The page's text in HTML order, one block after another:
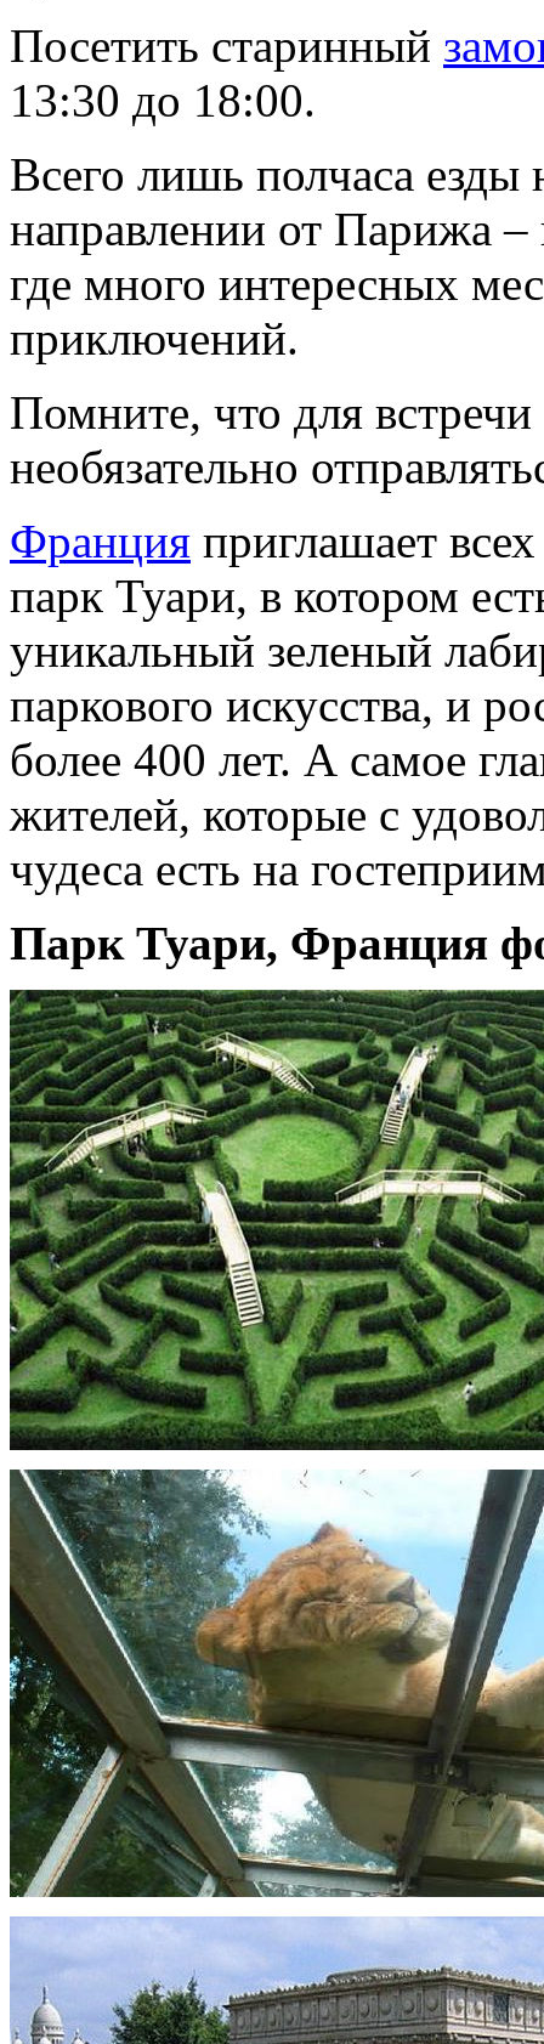
Посетить старинный
13:30 до 18:00.
Всего лишь полчаса
направлении от Парижа
где много интересных
приключений.
Помните, что для
необязательно
Франция приглашает
парк Туари, в котором
уникальный зеленый
паркового искусства, и
более 400 лет. А самое
жителей, которые с
чудеса есть на
Парк Туари, Франция